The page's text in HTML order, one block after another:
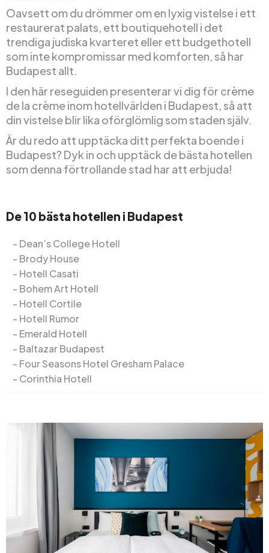
Oavsett om du drömmer om en lyxig vistelse i ett
restaurerat palats, ett boutiquehotell i det
trendiga judiska kvarteret eller ett budgethotell
som inte kompromissar med komforten, så har
Budapest allt.
I den här reseguiden presenterar vi dig för crème
de la crème inom hotellvärlden i Budapest, så att
din vistelse blir lika oförglömlig som staden själv.
Är du redo att upptäcka ditt perfekta boende i
Budapest? Dyk in och upptäck de bästa hotellen
som denna förtrollande stad har att erbjuda!
De 10 bästa hotellen i Budapest
Dean’s College Hotell
Brody House
Hotell Casati
Bohem Art Hotell
Hotell Cortile
Hotell Rumor
Emerald Hotell
Baltazar Budapest
Four Seasons Hotel Gresham Palace
Corinthia Hotell